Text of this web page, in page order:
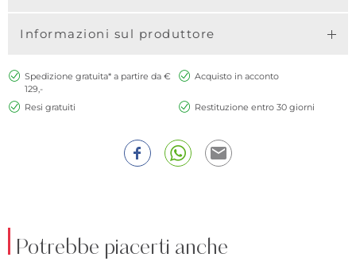
Informazioni sul produttore
Spedizione gratuita* a partire da €
129,-
Acquisto in acconto
Resi gratuiti Restituzione entro 30 giorni
Potrebbe piacerti anche